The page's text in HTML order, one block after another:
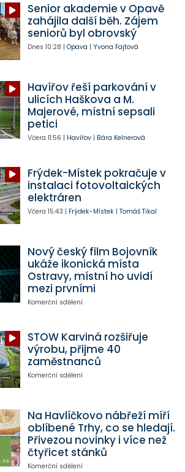
Senior akademie v Opavě
zahájila další běh. Zájem
seniorů byl obrovský
Dnes 10:28 | Opava | Yvona Fajtová
Havířov řeší parkování v
ulicích Haškova a M.
Majerové, místní sepsali
petici
Včera 11:56 | Havířov| Bára Kelnerová
Frýdek-Místek pokračuje v
instalaci fotovoltaických
elektráren
Včera 15:43 | Frýdek-Místek| Tomáš Tikal
Nový český film Bojovník
ukáže ikonická místa
Ostravy, místní ho uvidí
mezi prvními
Komerční sdělení
STOW Karviná rozšiřuje
výrobu, přijme 40
zaměstnanců
Komerční sdělení
Na Havlíčkovo nábřeží míří
oblíbené Trhy, co se hledají.
Přivezou novinky i více než
čtyřicet stánků
Komerční sdělení